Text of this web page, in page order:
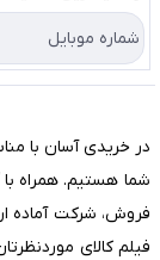
درباره ما
تماس با ما
راهنما
در خریدی آسان با
فروش، شرکت آماده